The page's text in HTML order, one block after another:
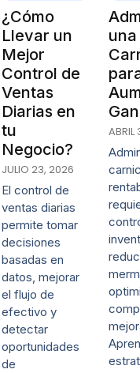
¿Cómo
Llevar un
Mejor
Control de
Ventas
Diarias en
tu
Negocio?
JULIO 23, 2026
El control de
ventas diarias
permite tomar
decisiones
basadas en
datos, mejorar
el flujo de
efectivo y
detectar
oportunidades
de
una